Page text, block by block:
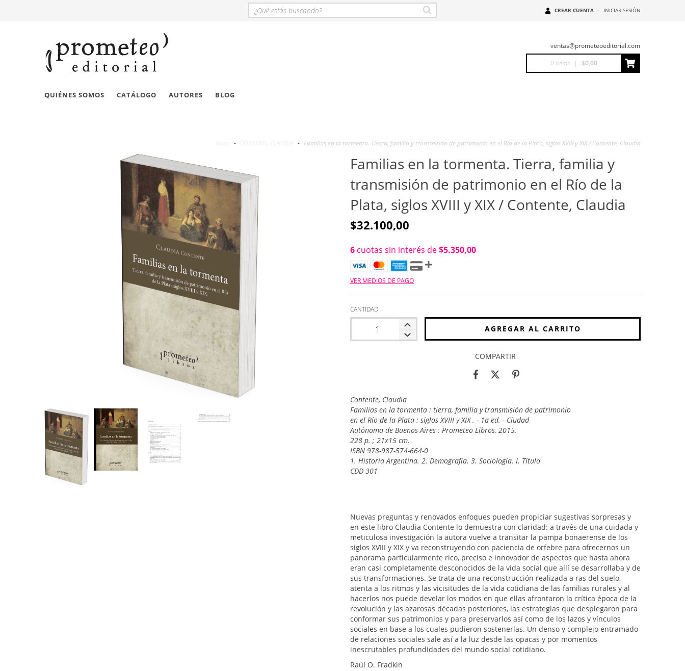
CREAR CUENTA - INICIAR SESIÓN
ventas@prometeoeditorial.com
0 Items | $0,00
QUIÉNES SOMOS CATÁLOGO AUTORES BLOG
- - Familias en la tormenta. Tierra, familia y transmisión de patrimonio en el Río de la Plata, siglos XVIII y XIX / Contente, Claudia
Familias en la tormenta. Tierra, familia y
transmisión de patrimonio en el Río de la
Plata, siglos XVIII y XIX / Contente, Claudia
$32.100,00
6 cuotas sin interés de$5.350,00
VER MEDIOS DE PAGO
CANTIDAD
COMPARTIR
Contente, Claudia
Familias en la tormenta : tierra, familia y transmisión de patrimonio
en el Río de la Plata : siglos XVIII y XIX . - 1a ed. - Ciudad
Autónoma de Buenos Aires : Prometeo Libros, 2015.
228 p. ; 21x15 cm.
ISBN 978-987-574-664-0
1. Historia Argentina. 2. Demografía. 3. Sociología. I. Título
CDD 301
Nuevas preguntas y renovados enfoques pueden propiciar sugestivas sorpresas y
en este libro Claudia Contente lo demuestra con claridad: a través de una cuidada y
meticulosa investigación la autora vuelve a transitar la pampa bonaerense de los
siglos XVIII y XIX y va reconstruyendo con paciencia de orfebre para ofrecernos un
panorama particularmente rico, preciso e innovador de aspectos que hasta ahora
eran casi completamente desconocidos de la vida social que allí se desarrollaba y de
sus transformaciones. Se trata de una reconstrucción realizada a ras del suelo,
atenta a los ritmos y las vicisitudes de la vida cotidiana de las familias rurales y al
hacerlos nos puede develar los modos en que ellas afrontaron la crítica época de la
revolución y las azarosas décadas posteriores, las estrategias que desplegaron para
conformar sus patrimonios y para preservarlos así como de los lazos y vínculos
sociales en base a los cuales pudieron sostenerlas. Un denso y complejo entramado
de relaciones sociales sale así a la luz desde las opacas y por momentos
inescrutables profundidades del mundo social cotidiano.
Raúl O. Fradkin